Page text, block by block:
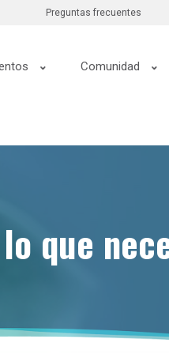
Preguntas frecuentes
Comunidad
que